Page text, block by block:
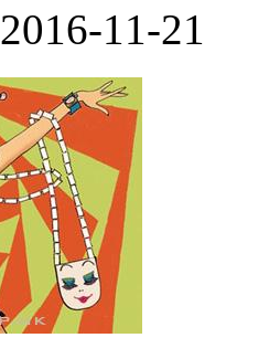
2016-11-21